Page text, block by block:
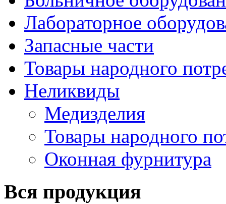
Лабораторное
Запасные части
Товары народного
Неликвиды
Медизделия
Товары народного
Оконная фурнитура
Вся продукция